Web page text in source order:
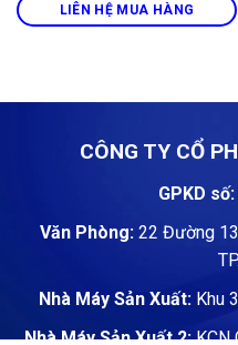
LIÊN HỆ MUA HÀNG
CÔNG TY CỔ
GPKD
Văn Phòng: 22 Đường
Nhà Máy Sản Xuất: Khu
Nhà Máy Sản Xuất 2:KCN